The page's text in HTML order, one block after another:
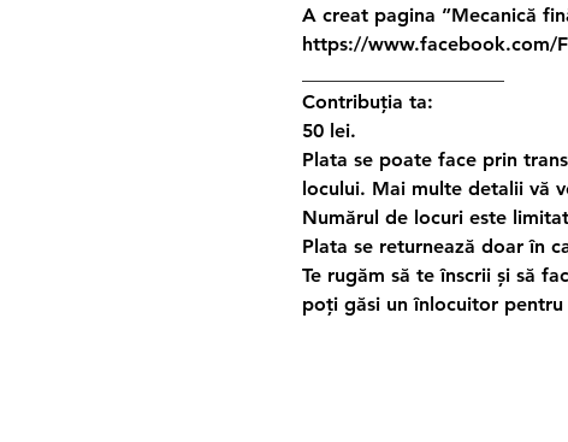
A creat pagina ”Mecanică
https://www.facebook.com/
Contribuția ta:
50 lei.
Plata se poate face prin
locului. Mai multe detalii vă
Numărul de locuri este
Plata se returnează doar în
Te rugăm să te înscrii și să
poți găsi un înlocuitor